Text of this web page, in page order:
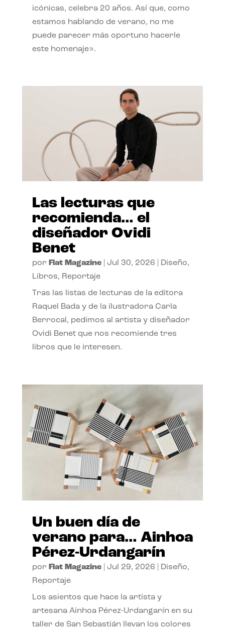
icónicas, celebra 20 años. Así que, como
estamos hablando de verano, no me
puede parecer más oportuno hacerle
este homenaje».
Las lecturas que
recomienda… el
diseñador Ovidi
Benet
por Flat Magazine| Jul 30, 2026 Diseño,
Libros, Reportaje
Tras las listas de lecturas de la editora
Raquel Bada y de la ilustradora Carla
Berrocal, pedimos al artista y diseñador
Ovidi Benet que nos recomiende tres
libros que le interesen.
Un buen día de
verano para… Ainhoa
Pérez-Urdangarín
por Flat Magazine| Jul 29, 2026 Diseño,
Reportaje
Los asientos que hace la artista y
artesana Ainhoa Pérez-Urdangarín en su
taller de San Sebastián llevan los colores